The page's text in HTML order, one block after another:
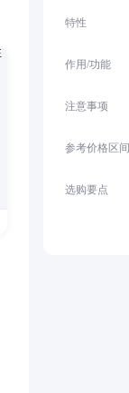
特性
作用/功能
注意事项
参考价格区间
选购要点